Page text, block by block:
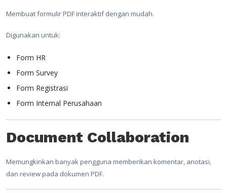
Membuat formulir PDF interaktif dengan mudah.
Digunakan untuk:
Form HR
Form Survey
Form Registrasi
Form Internal Perusahaan
Document Collaboration
Memungkinkan banyak pengguna memberikan komentar, anotasi,
dan review pada dokumen PDF.